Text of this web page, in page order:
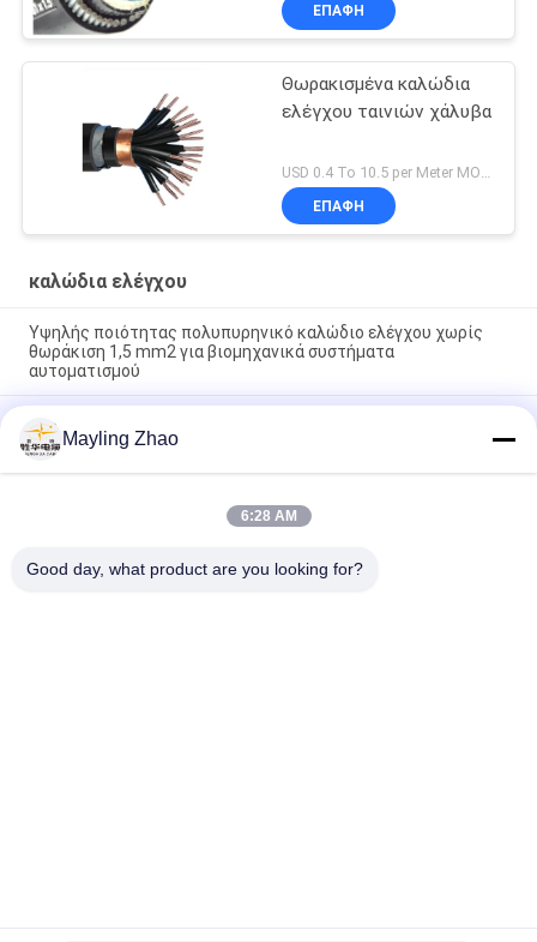
ΕΠΑΦΉ
Θωρακισμένα καλώδια
ελέγχου ταινιών χάλυβα
ΕΠΑΦΉ
καλώδια ελέγχου
Υψηλής ποιότητας πολυπυρηνικό καλώδιο ελέγχου χωρίς
θωράκιση 1,5 mm2 για βιομηχανικά συστήματα
αυτοματισμού
Επαγγελματικό Καλώδιο Shanghai Shenghua Cable 2 - 61
Πυρήνων Μη Θωρακισμένο Προσαρμοσμένο CE KEMA
Certification
Σαγκάη Shenghua Καλώδιο ρεύματος Επαγγελματική ρύθμιση
Ευέλικτο καλώδιο καλωδίου Φιλικό προς το περιβάλλον
Mayling Zhao
6:28 AM
Good day, what product are you looking for?